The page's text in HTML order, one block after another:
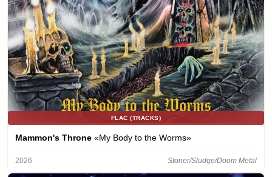
FLAC (TRACKS)
Mammon's Throne «My Body to the Worms»
2026 Stoner/Sludge/Doom Metal